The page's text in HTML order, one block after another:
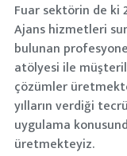
Fuar sektörin de ki
Ajans hizmetleri
bulunan
atölyesi ile
çözümler
yılların verdiği
uygulama
üretmekteyiz.